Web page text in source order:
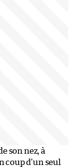
son nez, à
coup d’un seul